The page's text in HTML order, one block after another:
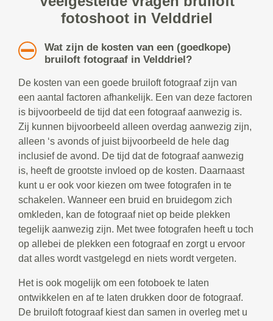
fotoshoot in Velddriel
Wat zijn de kosten van een (goedkope)
bruiloft fotograaf in Velddriel?
De kosten van een goede bruiloft fotograaf zijn van
een aantal factoren afhankelijk. Een van deze factoren
is bijvoorbeeld de tijd dat een fotograaf aanwezig is.
Zij kunnen bijvoorbeeld alleen overdag aanwezig zijn,
alleen ‘s avonds of juist bijvoorbeeld de hele dag
inclusief de avond. De tijd dat de fotograaf aanwezig
is, heeft de grootste invloed op de kosten. Daarnaast
kunt u er ook voor kiezen om twee fotografen in te
schakelen. Wanneer een bruid en bruidegom zich
omkleden, kan de fotograaf niet op beide plekken
tegelijk aanwezig zijn. Met twee fotografen heeft u toch
op allebei de plekken een fotograaf en zorgt u ervoor
dat alles wordt vastgelegd en niets wordt vergeten.
Het is ook mogelijk om een fotoboek te laten
ontwikkelen en af te laten drukken door de fotograaf.
De bruiloft fotograaf kiest dan samen in overleg met u